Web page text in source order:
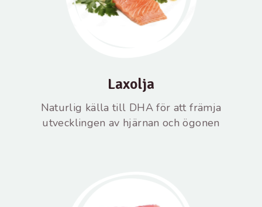
Laxolja
Naturlig källa till DHA för att främja
utvecklingen av hjärnan och ögonen